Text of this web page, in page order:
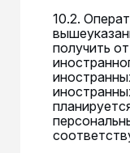
10.2.
получить